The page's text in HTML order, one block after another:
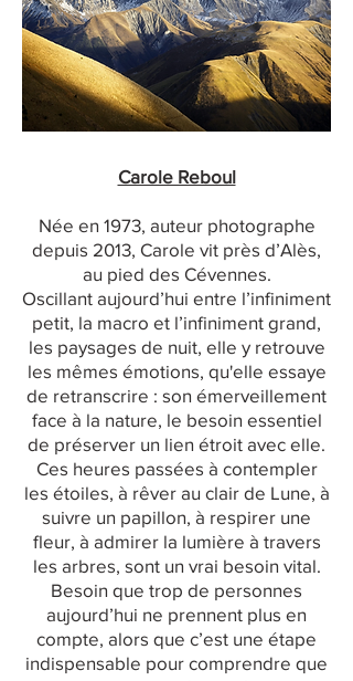
Carole Reboul
Née en 1973, auteur photographe
depuis 2013, Carole vit près d’Alès,
au pied des Cévennes.
Oscillant aujourd’hui entre l’infiniment
petit, la macro et l’infiniment grand,
les paysages de nuit, elle y retrouve
les mêmes émotions, qu'elle essaye
de retranscrire : son émerveillement
face à la nature, le besoin essentiel
de préserver un lien étroit avec elle.
Ces heures passées à contempler
les étoiles, à rêver au clair de Lune, à
suivre un papillon, à respirer une
fleur, à admirer la lumière à travers
les arbres, sont un vrai besoin vital.
Besoin que trop de personnes
aujourd’hui ne prennent plus en
compte, alors que c’est une étape
indispensable pour comprendre que